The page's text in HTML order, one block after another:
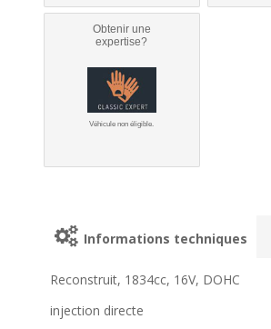
Obtenir une
expertise?
Véhicule non éligible.
Informations techniques
Reconstruit, 1834cc, 16V, DOHC
injection directe